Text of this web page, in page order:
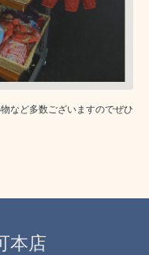
など多数ございますのでぜひ
本店